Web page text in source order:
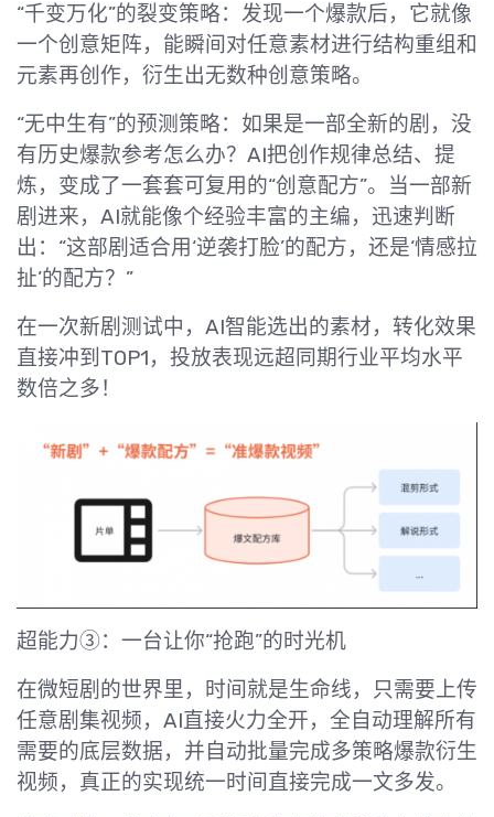
“千变万化”的裂变策略：发现一个爆款后，它就像
一个创意矩阵，能瞬间对任意素材进行结构重组和
元素再创作，衍生出无数种创意策略。
“无中生有”的预测策略：如果是一部全新的剧，没
有历史爆款参考怎么办？AI把创作规律总结、提
炼，变成了一套套可复用的“创意配方”。当一部新
剧进来，AI就能像个经验丰富的主编，迅速判断
出：“这部剧适合用‘逆袭打脸’的配方，还是‘情感拉
扯’的配方？”
在一次新剧测试中，AI智能选出的素材，转化效果
直接冲到TOP1，投放表现远超同期行业平均水平
数倍之多！
超能力③：一台让你“抢跑”的时光机
在微短剧的世界里，时间就是生命线，只需要上传
任意剧集视频，AI直接火力全开，全自动理解所有
需要的底层数据，并自动批量完成多策略爆款衍生
视频，真正的实现统一时间直接完成一文多发。